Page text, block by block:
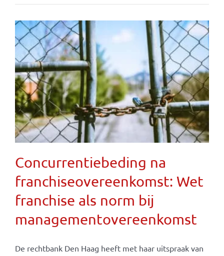
Concurrentiebeding na
franchiseovereenkomst: Wet
franchise als norm bij
managementovereenkomst
De rechtbank Den Haag heeft met haar uitspraak van